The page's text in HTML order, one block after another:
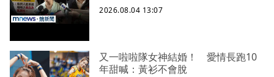
2026.08.04 13:07
又一啦啦隊女神結婚！ 愛情長跑10
年甜喊：黃衫不會脫